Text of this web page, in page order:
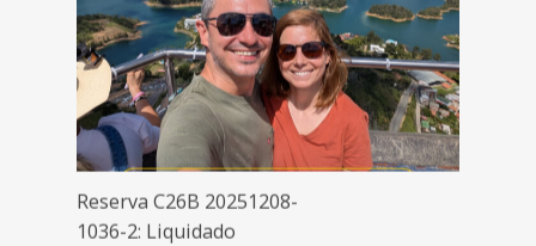
Reserva C26B 20251208-
1036-2: Liquidado